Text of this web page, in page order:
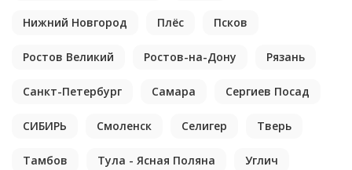
Нижний Новгород Плёс Псков
Ростов Великий Ростов-на-Дону Рязань
Санкт-Петербург Самара Сергиев Посад
СИБИРЬ Смоленск Селигер Тверь
Тамбов Тула - Ясная Поляна Углич